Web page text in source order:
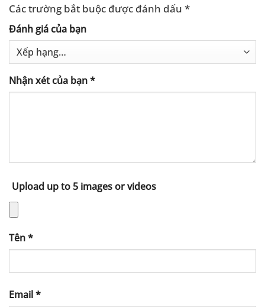
Các trường bắt buộc được đánh dấu *
Đánh giá của bạn
Nhận xét của bạn*
Upload up to 5 images or videos
Tên*
Email*